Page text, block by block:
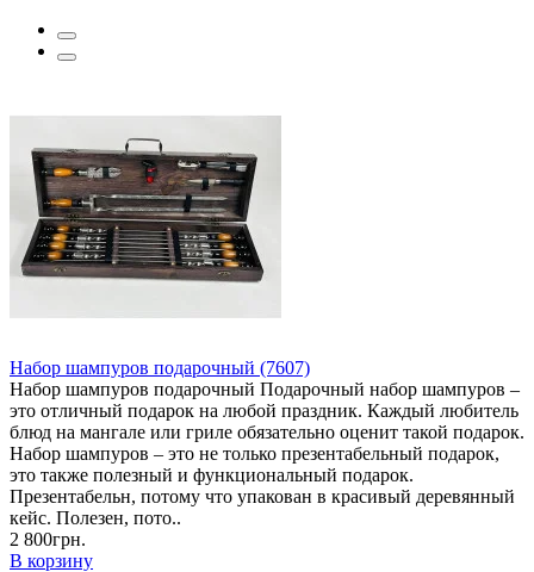
Набор шампуров подарочный (7607)
Набор шампуров подарочный Подарочный набор шампуров –
это отличный подарок на любой праздник. Каждый любитель
блюд на мангале или гриле обязательно оценит такой подарок.
Набор шампуров – это не только презентабельный подарок,
это также полезный и функциональный подарок.
Презентабельн, потому что упакован в красивый деревянный
кейс. Полезен, пото..
2 800грн.
В корзину